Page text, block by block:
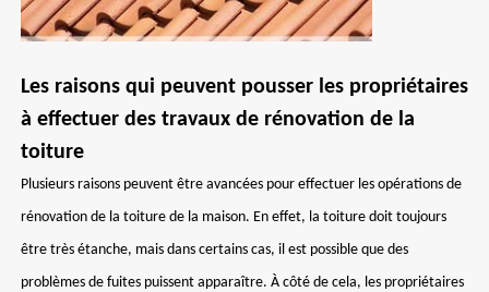
Les raisons qui peuvent pousser les propriétaires
à effectuer des travaux de rénovation de la
toiture
Plusieurs raisons peuvent être avancées pour effectuer les opérations de
rénovation de la toiture de la maison. En effet, la toiture doit toujours
être très étanche, mais dans certains cas, il est possible que des
problèmes de fuites puissent apparaître. À côté de cela, les propriétaires